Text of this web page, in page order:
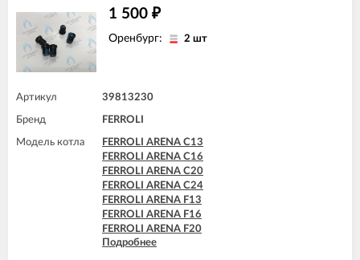
FERROLI DIVAtop F24
FERROLI DIVAtop F32
FERROLI DIVAtop F37
FERROLI DIVAtop HF32
FERROLI DIVAtop Low Nox C32
FERROLI DIVAtop Low Nox F24
FERROLI DIVAtop Low Nox F32
FERROLI DIVAtop micro C24
FERROLI DIVAtop micro C32
FERROLI DIVAtop micro F24
FERROLI DIVAtop micro F32
FERROLI DIVAtop micro F37
FERROLI DIVAtop micro LN C24
1 500 ₽
Оренбург: 2 шт
Артикул 39813230
Бренд FERROLI
Модель котла
FERROLI ARENA C13
FERROLI ARENA C16
FERROLI ARENA C20
FERROLI ARENA C24
FERROLI ARENA F13
FERROLI ARENA F16
FERROLI ARENA F20
FERROLI ARENA F24
Подробнее